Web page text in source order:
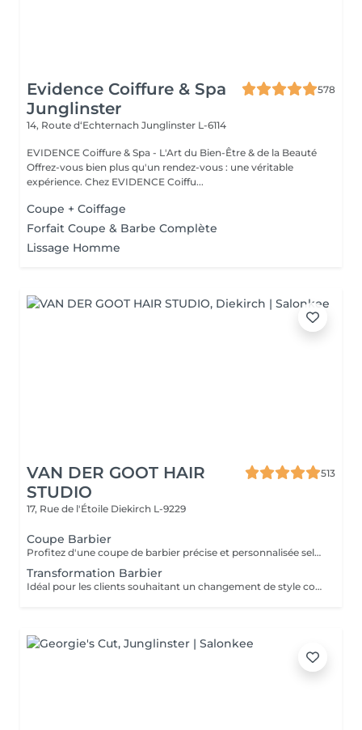
Evidence Coiffure & Spa
Junglinster
578
14, Route d‘Echternach Junglinster L-6114
EVIDENCE Coiffure & Spa - L'Art du Bien-Être & de la Beauté
Offrez-vous bien plus qu'un rendez-vous : une véritable
expérience. Chez EVIDENCE Coiffu...
Coupe + Coiffage
Forfait Coupe & Barbe Complète
Lissage Homme
VAN DER GOOT HAIR
STUDIO
513
17, Rue de l'Étoile Diekirch L-9229
Coupe Barbier
Profitez d'une coupe de barbier précise et personnalisée selon votre style. Des dégradés nets aux coupes classiques, chaque détail est travaillé avec précision pour un résultat propre et élégant. La coupe est finalisée par un styling professionnel afin de garantir une coiffure nette et facile à entretenir.
Transformation Barbier
Idéal pour les clients souhaitant un changement de style complet, notamment lors du passage de cheveux longs à une coupe plus courte et structurée. Votre barbier prendra le temps de vous conseiller afin de créer une coupe adaptée à votre visage et vous guidera sur la manière de coiffer et d'entretenir votre nouveau look au quotidien.